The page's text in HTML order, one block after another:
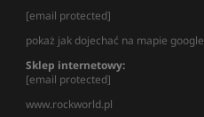
[email protected]
pokaż jak dojechać na mapie google
Sklep internetowy:
[email protected]
www.rockworld.pl